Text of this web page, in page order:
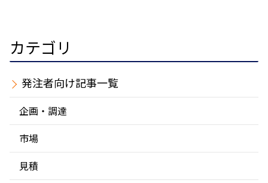
カテゴリ
発注者
企画・調達
市場
見積